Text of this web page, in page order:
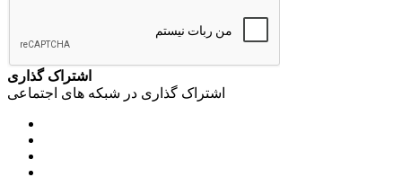
اشتراک گذاری
اشتراک گذاری در شبکه های اجتماعی